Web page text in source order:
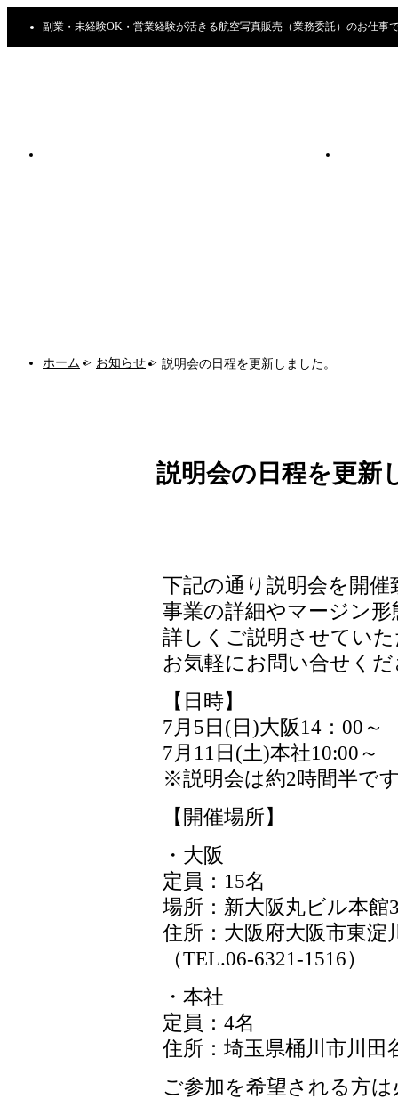
副業・未経験OK・営業経験が活きる航空写真販売（業務委託）のお仕事
ホーム > お知らせ > 説明会の日程を更新しました。
説明会の日程を更新
下記の通り説明会を開催
事業の詳細やマージン
詳しくご説明させてい
お気軽にお問い合せく
【日時】
7月5日(日)大阪14：00～
7月11日(土)本社10:00～
※説明会は約2時間半で
【開催場所】
・大阪
定員：15名
場所：新大阪丸ビル本
住所：大阪府大阪市東淀
（TEL.06-6321-1516）
・本社
定員：4名
住所：埼玉県桶川市川田
ご参加を希望される方